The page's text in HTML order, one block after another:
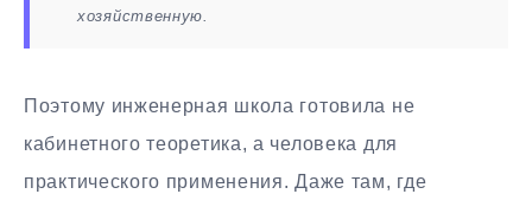
хозяйственную.
Поэтому инженерная школа готовила не
кабинетного теоретика, а человека для
практического применения. Даже там, где